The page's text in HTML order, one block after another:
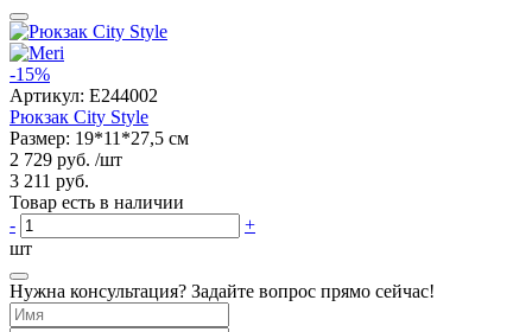
-15%
Артикул: E244002
Рюкзак City Style
Размер: 19*11*27,5 см
2 729 руб. /шт
3 211 руб.
Товар есть в наличии
-
+
шт
Нужна консультация? Задайте вопрос прямо сейчас!